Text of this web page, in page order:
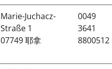
Marie-Juchacz-
Straße 1
07749 耶拿
0049
3641
8800512